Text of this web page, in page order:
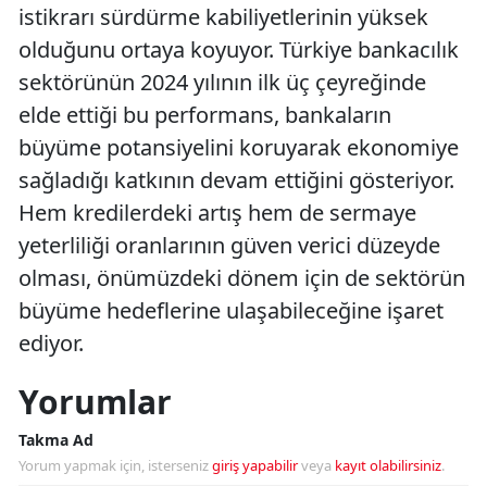
istikrarı sürdürme kabiliyetlerinin yüksek
olduğunu ortaya koyuyor. Türkiye bankacılık
sektörünün 2024 yılının ilk üç çeyreğinde
elde ettiği bu performans, bankaların
büyüme potansiyelini koruyarak ekonomiye
sağladığı katkının devam ettiğini gösteriyor.
Hem kredilerdeki artış hem de sermaye
yeterliliği oranlarının güven verici düzeyde
olması, önümüzdeki dönem için de sektörün
büyüme hedeflerine ulaşabileceğine işaret
ediyor.
Yorumlar
Takma Ad
Yorum yapmak için, istersenizgiriş yapabilirveya kayıt olabilirsiniz.